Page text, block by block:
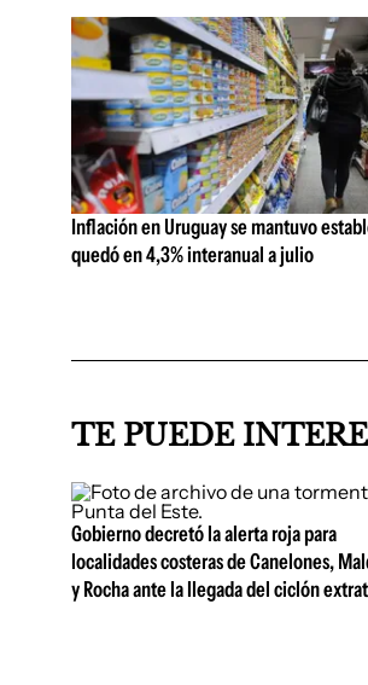
Inflación en Uruguay se mantuvo
quedó en 4,3% interanual a julio
TE PUEDE
Gobierno decretó la alerta roja para
localidades costeras de Canelones,
y Rocha ante la llegada del ciclón